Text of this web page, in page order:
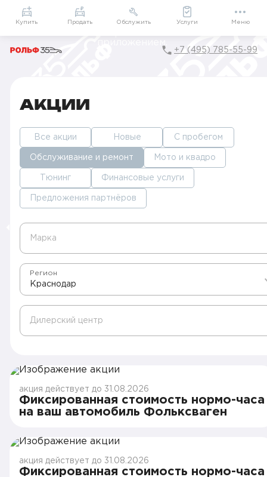
Приложение
Мой РОЛЬФ
Подарки внутри
+7 (495) 785-55-99
АКЦИИ
Все акции Новые С пробегом
Обслуживание и ремонт Мото и квадро
Тюнинг Финансовые услуги
Предложения партнёров
Марка
Краснодар
Регион
Дилерский центр
акция действует до 31.08.2026
Фиксированная стоимость нормо-часа
на ваш автомобиль Фольксваген
акция действует до 31.08.2026
Фиксированная стоимость нормо-часа
Купить Продать Обслужить Услуги Меню